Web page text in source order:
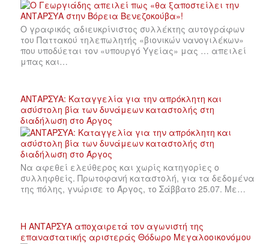
Ο γραφικός αδιευκρίνιστος συλλέκτης αυτογράφων
του Παττακού τηλεπωλητής «βιονικών νανογιλέκων»
που υποδύεται τον «υπουργό Υγείας» μας … απειλεί
μπας και…
ΑΝΤΑΡΣΥΑ: Καταγγελία για την απρόκλητη και
ασύστολη βία των δυνάμεων καταστολής στη
διαδήλωση στο Άργος
Να αφεθεί ελεύθερος και χωρίς κατηγορίες ο
συλληφθείς. Πρωτοφανή καταστολή, για τα δεδομένα
της πόλης, γνώρισε το Άργος, το Σάββατο 25.07. Με…
Η ΑΝΤΑΡΣΥΑ αποχαιρετά τον αγωνιστή της
επαναστατικής αριστεράς Θόδωρο Μεγαλοοικονόμου